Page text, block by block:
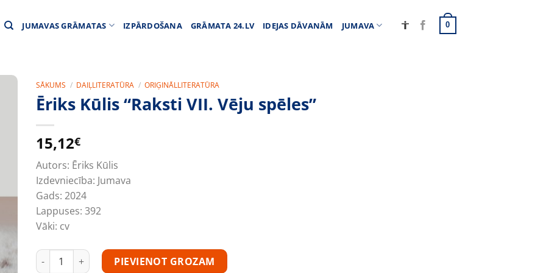
JUMAVAS GRĀMATAS IZPĀRDOŠANA GRĀMATA 24.LV IDEJAS DĀVANĀM JUMAVA 0
SĀKUMS / DAIĻLITERATŪRA / ORIĢINĀLLITERATŪRA
Ēriks Kūlis “Raksti VII. Vēju spēles”
15,12€
Autors: Ēriks Kūlis
Izdevniecība: Jumava
Gads: 2024
Lappuses: 392
Vāki: cv
Ēriks Kūlis "Raksti VII. Vēju spēles" daudzums
PIEVIENOT GROZAM